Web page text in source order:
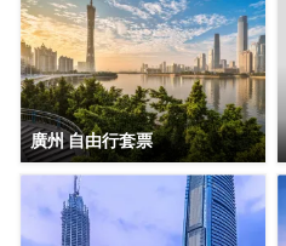
廣州 自由行套票